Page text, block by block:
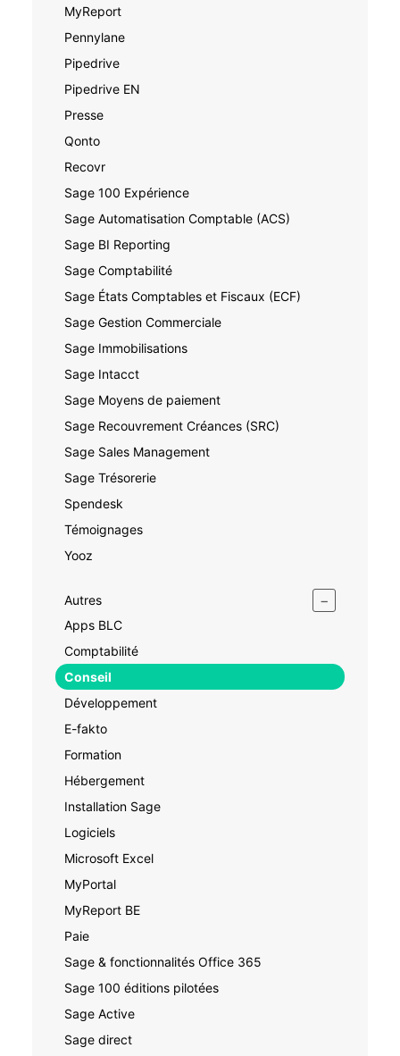
MyReport
Pennylane
Pipedrive
Pipedrive EN
Presse
Qonto
Recovr
Sage 100 Expérience
Sage Automatisation Comptable (ACS)
Sage BI Reporting
Sage Comptabilité
Sage États Comptables et Fiscaux (ECF)
Sage Gestion Commerciale
Sage Immobilisations
Sage Intacct
Sage Moyens de paiement
Sage Recouvrement Créances (SRC)
Sage Sales Management
Sage Trésorerie
Spendesk
Témoignages
Yooz
Autres −
Apps BLC
Comptabilité
Conseil
Développement
E-fakto
Formation
Hébergement
Installation Sage
Logiciels
Microsoft Excel
MyPortal
MyReport BE
Paie
Sage & fonctionnalités Office 365
Sage 100 éditions pilotées
Sage Active
Sage direct